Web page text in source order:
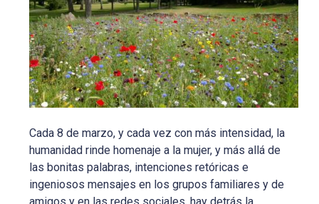
Cada 8 de marzo, y cada vez con más intensidad, la
humanidad rinde homenaje a la mujer, y más allá de
las bonitas palabras, intenciones retóricas e
ingeniosos mensajes en los grupos familiares y de
amigos y en las redes sociales, hay detrás la